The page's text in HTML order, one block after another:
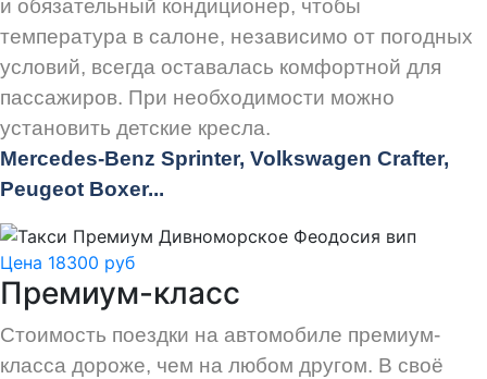
и обязательный кондиционер, чтобы
температура в салоне, независимо от погодных
условий, всегда оставалась комфортной для
пассажиров. При необходимости можно
установить детские кресла.
Mercedes-Benz Sprinter, Volkswagen Crafter,
Peugeot Boxer...
Цена 18300 руб
Премиум-класс
Стоимость поездки на автомобиле премиум-
класса дороже, чем на любом другом. В своё